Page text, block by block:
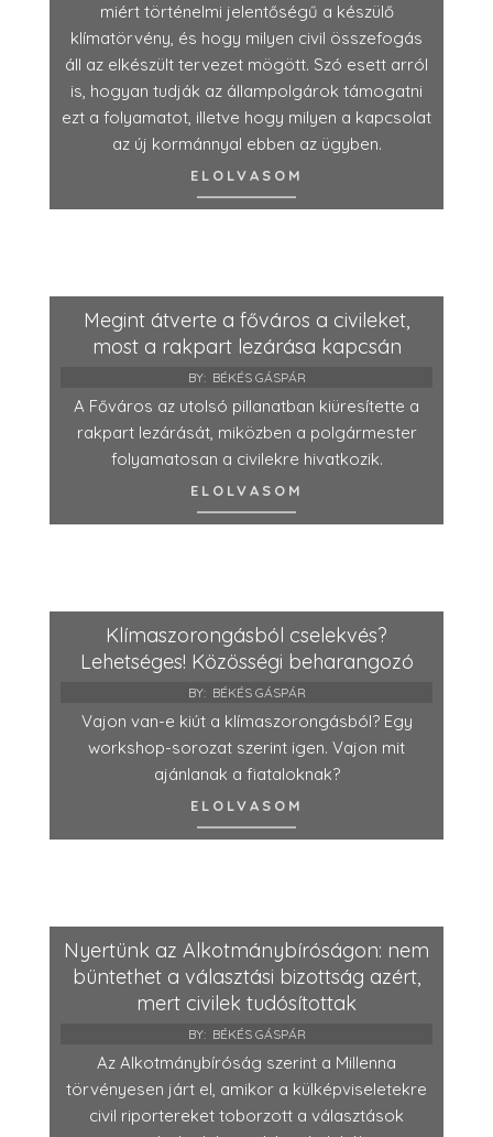
miért történelmi jelentőségű a készülő
klímatörvény, és hogy milyen civil összefogás
áll az elkészült tervezet mögött. Szó esett arról
is, hogyan tudják az állampolgárok támogatni
ezt a folyamatot, illetve hogy milyen a kapcsolat
az új kormánnyal ebben az ügyben.
ELOLVASOM
Megint átverte a főváros a civileket,
most a rakpart lezárása kapcsán
BY: BÉKÉS GÁSPÁR
A Főváros az utolsó pillanatban kiüresítette a
rakpart lezárását, miközben a polgármester
folyamatosan a civilekre hivatkozik.
ELOLVASOM
Klímaszorongásból cselekvés?
Lehetséges! Közösségi beharangozó
BY: BÉKÉS GÁSPÁR
Vajon van-e kiút a klímaszorongásból? Egy
workshop-sorozat szerint igen. Vajon mit
ajánlanak a fiataloknak?
ELOLVASOM
Nyertünk az Alkotmánybíróságon: nem
büntethet a választási bizottság azért,
mert civilek tudósítottak
BY: BÉKÉS GÁSPÁR
Az Alkotmánybíróság szerint a Millenna
törvényesen járt el, amikor a külképviseletekre
civil riportereket toborzott a választások